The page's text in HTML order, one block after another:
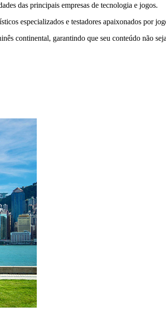
das principais empresas de tecnologia e jogos.
especializados e testadores apaixonados por
continental, garantindo que seu conteúdo não